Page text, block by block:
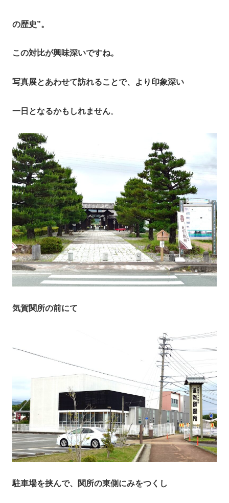
の歴史”。
この対比が興味深いですね。
写真展とあわせて訪れることで、より印象深い
一日となるかもしれません。
気賀関所の前にて
駐車場を挟んで、関所の東側にみをつくし